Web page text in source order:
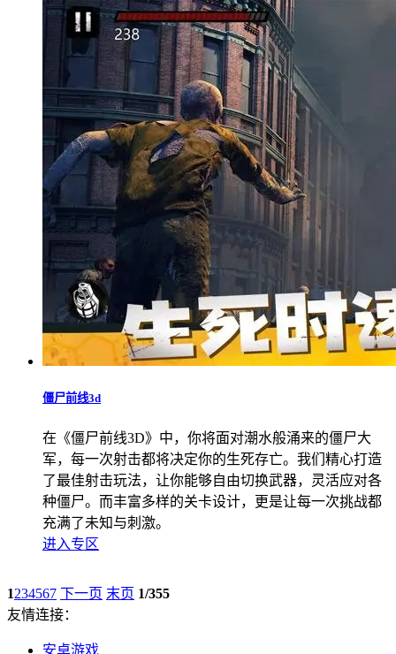
僵尸前线3d
在《僵尸前线3D》中，你将面对潮水般涌来的僵尸大
军，每一次射击都将决定你的生死存亡。我们精心打造
了最佳射击玩法，让你能够自由切换武器，灵活应对各
种僵尸。而丰富多样的关卡设计，更是让每一次挑战都
充满了未知与刺激。
进入专区
1234567 下一页 末页 1/355
友情连接：
安卓游戏